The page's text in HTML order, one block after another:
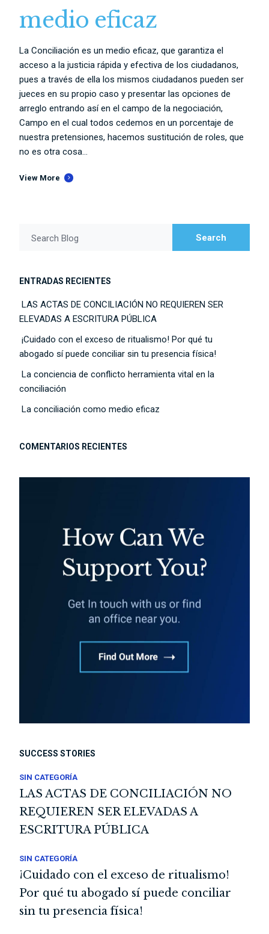
medio eficaz
La Conciliación es un medio eficaz, que garantiza el
acceso a la justicia rápida y efectiva de los ciudadanos,
pues a través de ella los mismos ciudadanos pueden ser
jueces en su propio caso y presentar las opciones de
arreglo entrando así en el campo de la negociación,
Campo en el cual todos cedemos en un porcentaje de
nuestra pretensiones, hacemos sustitución de roles, que
no es otra cosa...
View More
Search Blog Search
ENTRADAS RECIENTES
LAS ACTAS DE CONCILIACIÓN NO REQUIEREN SER
ELEVADAS A ESCRITURA PÚBLICA
¡Cuidado con el exceso de ritualismo! Por qué tu
abogado sí puede conciliar sin tu presencia física!
La conciencia de conflicto herramienta vital en la
conciliación
La conciliación como medio eficaz
COMENTARIOS RECIENTES
SUCCESS STORIES
SIN CATEGORÍA
LAS ACTAS DE CONCILIACIÓN NO
REQUIEREN SER ELEVADAS A
ESCRITURA PÚBLICA
SIN CATEGORÍA
¡Cuidado con el exceso de ritualismo!
Por qué tu abogado sí puede conciliar
sin tu presencia física!